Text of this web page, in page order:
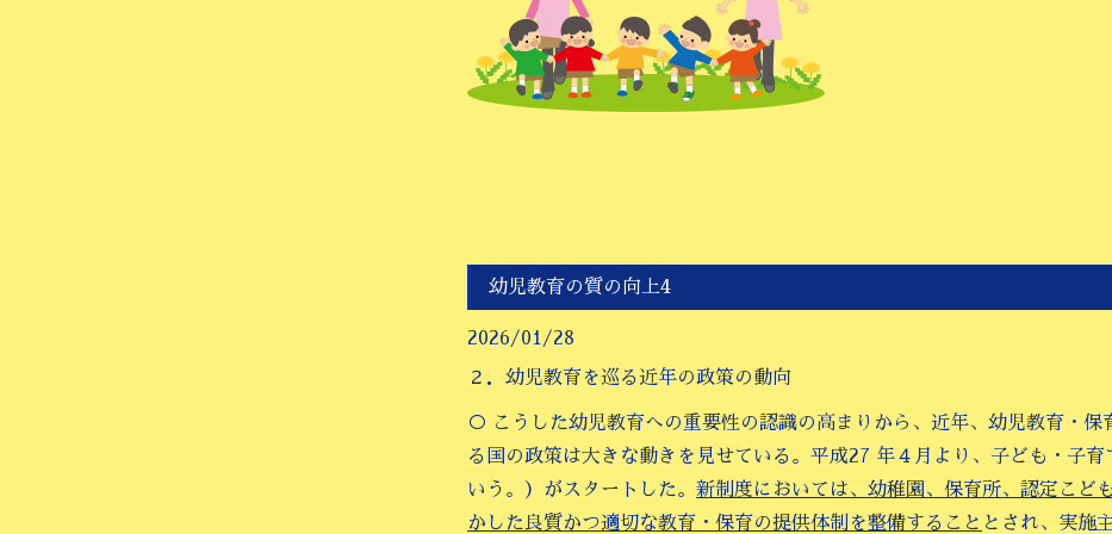
幼児教育の質の向上4
2026/01/28
２．幼児教育を巡る近年の政策の動向
○ こうした幼児教育への重要性の認識の高まりから、近年、幼児教育・保
る国の政策は大きな動きを見せている。平成27 年４月より、子ども・子
いう。）がスタートした。 新制度においては、幼稚園、保育所、認定こど
かした良質かつ適切な教育・保育の提供体制を整備すること とされ、実施